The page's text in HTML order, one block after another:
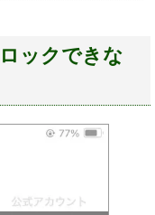
ックできな